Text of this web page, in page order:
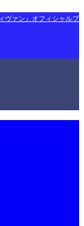
ヴァン』オフィシャルブ